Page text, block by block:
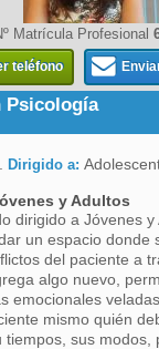
Matrícula Profesional
teléfono
Psicología
Dirigido a:
y Adultos
dirigido a Jóvenes y
un espacio donde
del paciente a
algo nuevo,
emocionales
mismo quién
tiempos, sus modos,